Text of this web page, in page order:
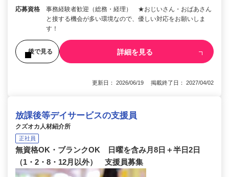
応募資格
事務経験者歓迎（総務・経理） ★おじいさん・おばあさん
と接する機会が多い環境なので、優しい対応をお願いしま
す！
後で見る 詳細を見る
更新日： 2026/06/19 掲載終了日： 2027/04/02
放課後等デイサービスの支援員
クズオカ人材紹介所
正社員
無資格OK・ブランクOK 日曜を含み月8日＋半日2日
（1・2・8・12月以外） 支援員募集